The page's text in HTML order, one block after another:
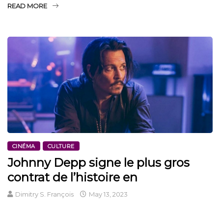
READ MORE
CINÉMA CULTURE
Johnny Depp signe le plus gros
contrat de l’histoire en
Dimitry S. François May 13, 2023